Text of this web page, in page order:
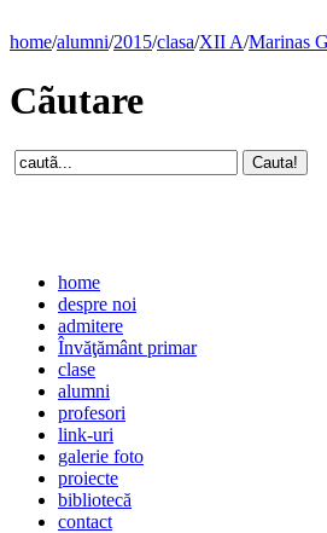
home/alumni/2015/clasa/XII A/Marinas
Cãutare
home
despre noi
admitere
Învăţământ primar
clase
alumni
profesori
link-uri
galerie foto
proiecte
bibliotecă
contact